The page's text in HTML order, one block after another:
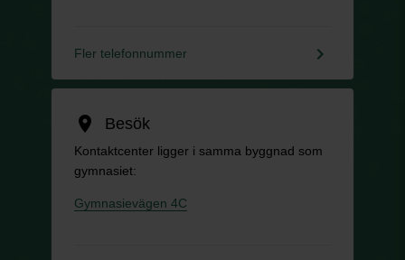
Fler telefonnummer keyboard_arrow_right
location_on Besök
Kontaktcenter ligger i samma byggnad som
gymnasiet:
Gymnasievägen 4C